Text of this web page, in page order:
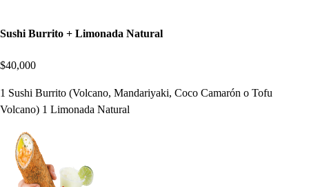
Sushi Burrito + Limonada Natural
$40,000
1 Sushi Burrito (Volcano, Mandariyaki, Coco Camarón o Tofu
Volcano) 1 Limonada Natural